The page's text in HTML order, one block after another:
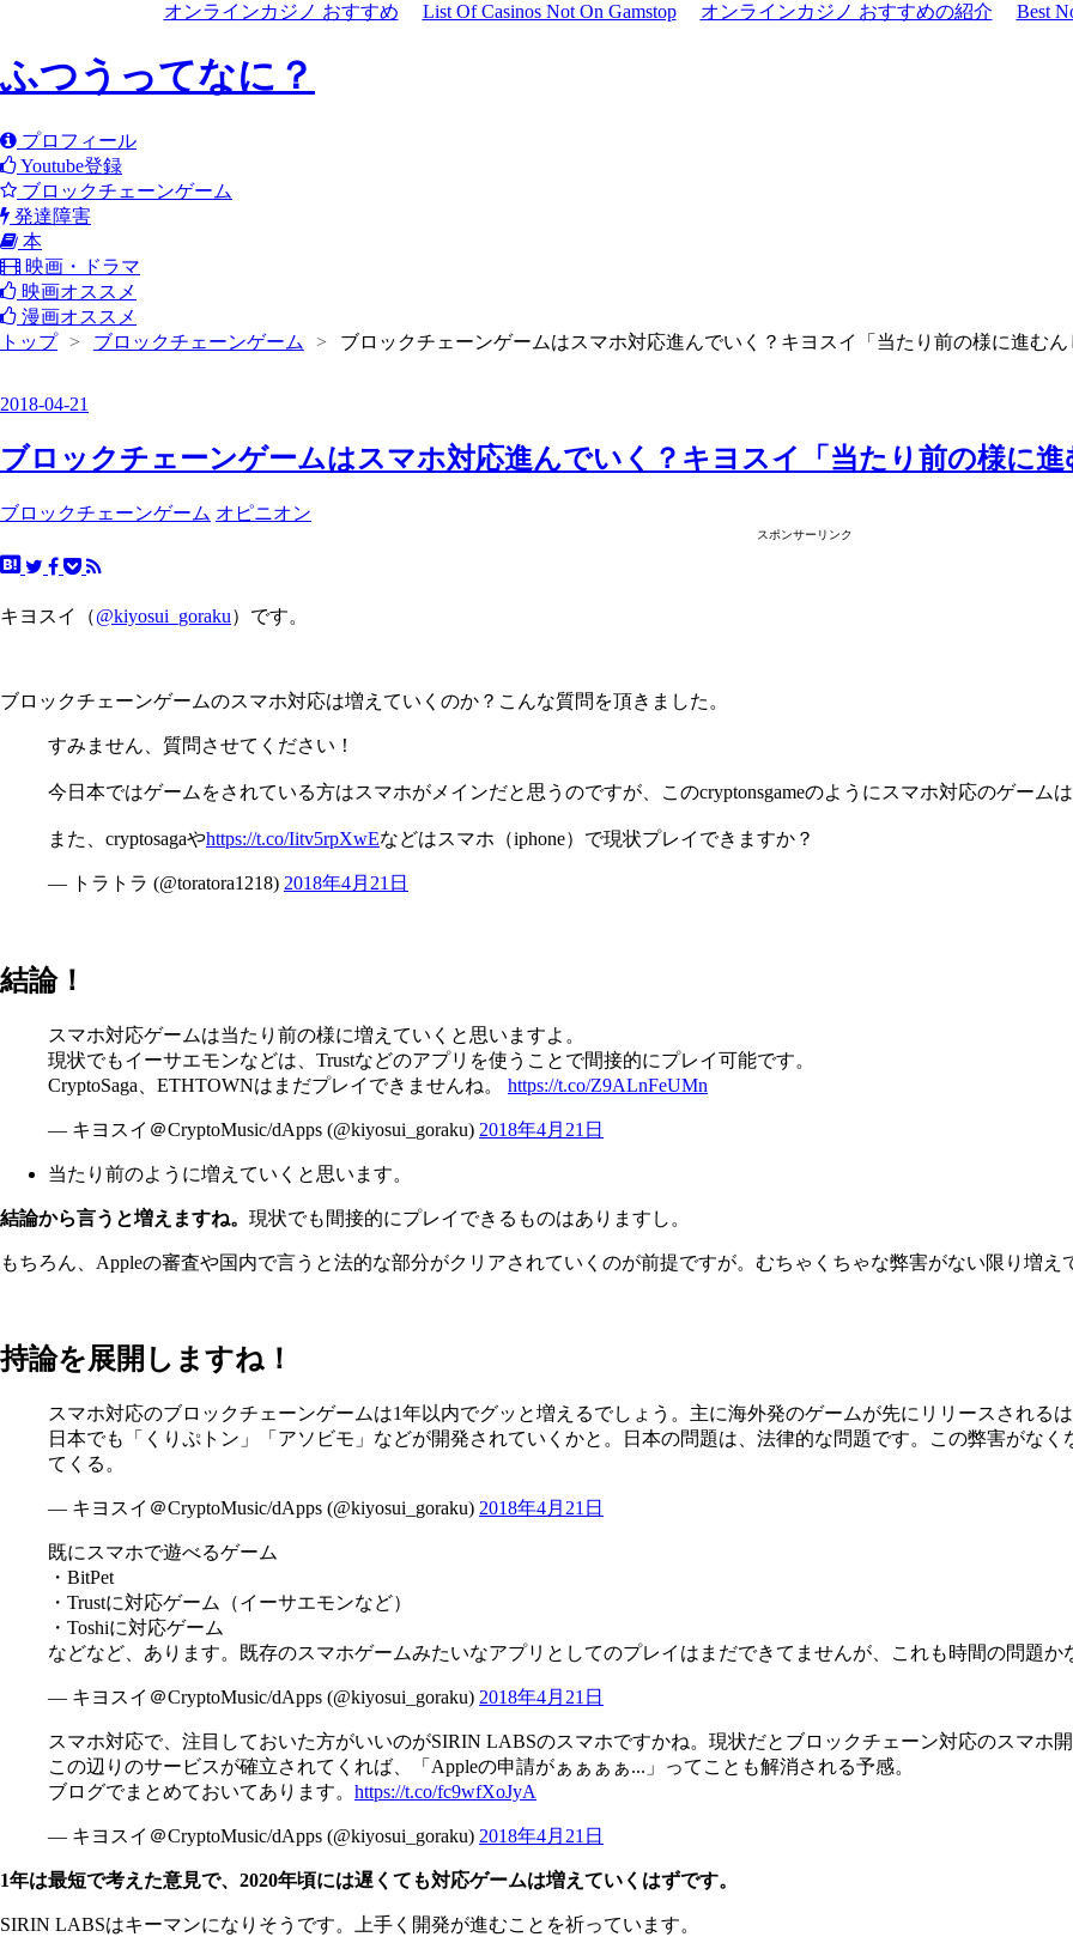
オンラインカジノ おすすめ List Of Casinos Not On Gamstop オンラインカジノ おすすめの紹介 Best
ふつうってなに？
プロフィール
Youtube登録
ブロックチェーンゲーム
発達障害
本
映画・ドラマ
映画オススメ
漫画オススメ
トップ
> ブロックチェーンゲーム > ブロックチェーンゲームはスマホ対応進んでいく？キヨスイ「当たり前の様に進む
2018-04-21
ブロックチェーンゲームはスマホ対応進んでいく？キヨスイ「当たり前の様に
ブロックチェーンゲーム オピニオン
スポンサーリンク
キヨスイ（@kiyosui_goraku）です。
ブロックチェーンゲームのスマホ対応は増えていくのか？こんな質問を頂きました。
すみません、質問させてください！
今日本ではゲームをされている方はスマホがメインだと思うのですが、このcryptonsgameのようにスマホ対応のゲーム
また、cryptosagaやhttps://t.co/Iitv5rpXwEなどはスマホ（iphone）で現状プレイできますか？
— トラトラ (@toratora1218) 2018年4月21日
結論！
スマホ対応ゲームは当たり前の様に増えていくと思いますよ。
現状でもイーサエモンなどは、Trustなどのアプリを使うことで間接的にプレイ可能です。
CryptoSaga、ETHTOWNはまだプレイできませんね。 https://t.co/Z9ALnFeUMn
— キヨスイ＠CryptoMusic/dApps (@kiyosui_goraku) 2018年4月21日
当たり前のように増えていくと思います。
結論から言うと増えますね。 現状でも間接的にプレイできるものはありますし。
もちろん、Appleの審査や国内で言うと法的な部分がクリアされていくのが前提ですが。むちゃくちゃな弊害がない限り増
持論を展開しますね！
スマホ対応のブロックチェーンゲームは1年以内でグッと増えるでしょう。主に海外発のゲームが先にリリースされる
日本でも「くりぷトン」「アソビモ」などが開発されていくかと。日本の問題は、法律的な問題です。この弊害がな
てくる。
— キヨスイ＠CryptoMusic/dApps (@kiyosui_goraku) 2018年4月21日
既にスマホで遊べるゲーム
・BitPet
・Trustに対応ゲーム（イーサエモンなど）
・Toshiに対応ゲーム
などなど、あります。既存のスマホゲームみたいなアプリとしてのプレイはまだできてませんが、これも時間の問題か
— キヨスイ＠CryptoMusic/dApps (@kiyosui_goraku) 2018年4月21日
スマホ対応で、注目しておいた方がいいのがSIRIN LABSのスマホですかね。現状だとブロックチェーン対応のスマホ
この辺りのサービスが確立されてくれば、「Appleの申請がぁぁぁぁ...」ってことも解消される予感。
ブログでまとめておいてあります。 https://t.co/fc9wfXoJyA
— キヨスイ＠CryptoMusic/dApps (@kiyosui_goraku) 2018年4月21日
1年は最短で考えた意見で、2020年頃には遅くても対応ゲームは増えていくはずです。
SIRIN LABSはキーマンになりそうです。上手く開発が進むことを祈っています。